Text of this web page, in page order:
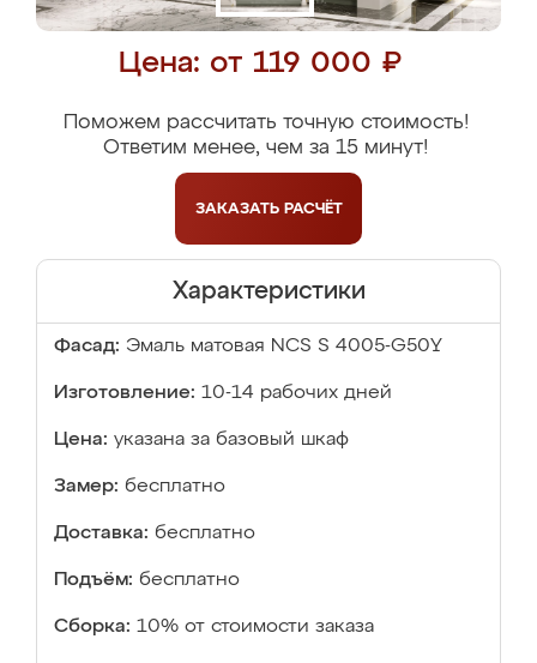
Цена: от 119 000 ₽
Поможем рассчитать точную стоимость!
Ответим менее, чем за 15 минут!
ЗАКАЗАТЬ РАСЧЁТ
Характеристики
Фасад: Эмаль матовая NCS S 4005-G50Y
Изготовление: 10-14 рабочих дней
Цена: указана за базовый шкаф
Замер: бесплатно
Доставка: бесплатно
Подъём: бесплатно
Сборка: 10% от стоимости заказа